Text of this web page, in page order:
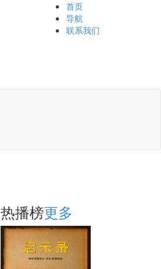
首页
导航
联系我们
热播榜更多